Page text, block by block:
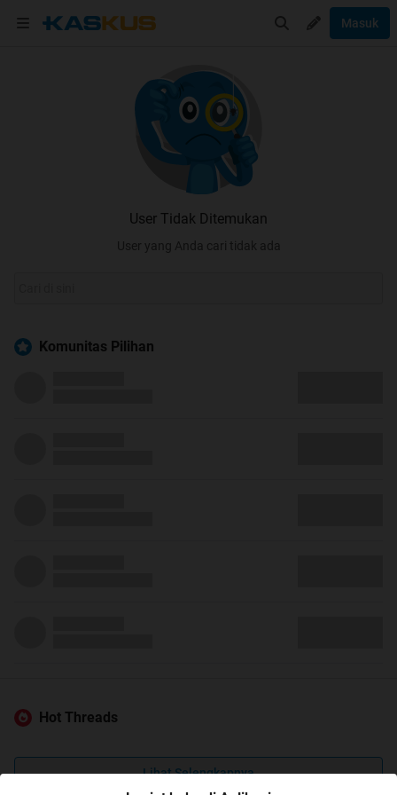
Masuk
User Tidak Ditemukan
User yang Anda cari tidak ada
Komunitas Pilihan
Hot Threads
Lihat Selengkapnya